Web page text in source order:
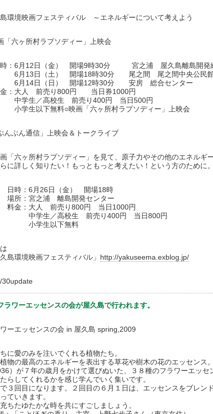
環境映画フェスティバル ～エネルギーについて考えよう
「六ヶ所村ラプソディー」上映会
：6月12日（金） 開場9時30分 宮之浦 屋久島離島開
13日（土） 開場18時30分 尾之間 尾之間中央公
14日（日） 開場12時30分 安房 総合センター
：大人 前売り800円 当日券1000円
生／高校生 前売り400円 当日500円
生以下無料○映画「六ヶ所村ラプソディー」上映会
んぶん通信」上映会＆トークライブ
「六ヶ所村ラプソディー」を見て、原子力やその他のエネルギ
に詳しく知りたい！もっともっと考えたい！という方のために
：6月26日（金） 開場18時
：宮之浦 離島開発センター
：大人 前売り800円 当日1000円
生／高校生 前売り400円 当日800円
学生以下無料
久島環境映画フェスティバル」 http://yakuseema.exblog.jp/
30update
ワーエッセンスの会が屋久島で行われます。
ーエッセンスの会 in 屋久島 spring,2009
に愛のみを注いでくれる植物たち。
物の最高のエネルギーを表出する草花や樹木の花のエッセンス
）が７年の歳月をかけて選びぬいた、３８種のフラワーエッ
らしてくれるかを感じ学んでいく集いです。
３回目になります。２回目の６月１日は、エッセンスをブレン
ていきます。
ちたゆたかな時を共にすごしましょう。